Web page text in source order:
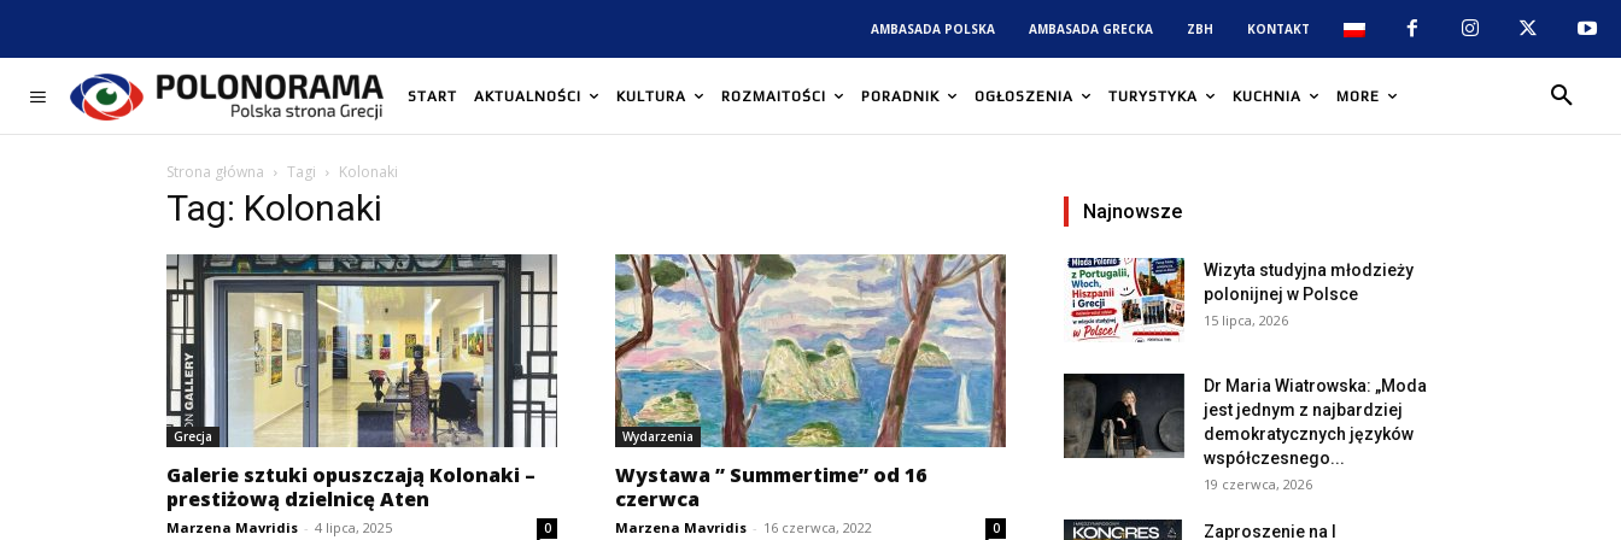
AMBASADA POLSKA AMBASADA GRECKA ZBH KONTAKT
START AKTUALNOŚCI KULTURA ROZMAITOŚCI PORADNIK OGŁOSZENIA TURYSTYKA KUCHNIA MORE
Strona główna Tagi Kolonaki
Tag: Kolonaki
Grecja
Galerie sztuki opuszczają Kolonaki –
prestiżową dzielnicę Aten
Marzena Mavridis - 4 lipca, 2025 0
Wydarzenia
Wystawa ” Summertime” od 16
czerwca
Marzena Mavridis - 16 czerwca, 2022 0
Najnowsze
Wizyta studyjna młodzieży
polonijnej w Polsce
15 lipca, 2026
Dr Maria Wiatrowska: „Moda
jest jednym z najbardziej
demokratycznych języków
współczesnego...
19 czerwca, 2026
Zaproszenie na I